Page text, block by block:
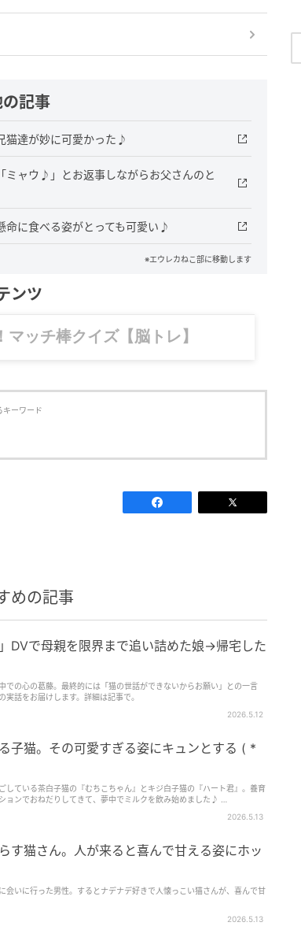
の記事
猫達が妙に可愛かった♪
ミャウ♪」とお返事しながらお父さんのと
命に食べる姿がとっても可愛い♪
※エウレカねこ部に移動します
ンツ
部、読めます。
キーワード
めの記事
DVで母親を限界まで追い詰めた娘→帰宅した
での心の葛藤。最終的には「猫の世話ができないからお願い」との一言
話をお届けします。詳細は記事で。
2026.5.12
子猫。その可愛すぎる姿にキュンとする ( *
している茶白子猫の『むちこちゃん』とキジ白子猫の『ハート君』。養育
ョンでおねだりしてきて、夢中でミルクを飲み始めました♪ …
2026.5.13
す猫さん。人が来ると喜んで甘える姿にホッ
会いに行った男性。するとナデナデ好きで人懐っこい猫さんが、喜んで甘
2026.5.13